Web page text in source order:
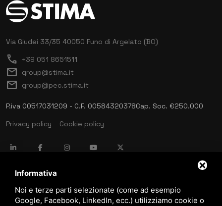
Via Giudei 33/35 40050 Funo di Argelato (BO)
call +39 051 8651511
mail group@stima.it
mail group@pec.stima.it
P.iva 00517031209 - C.F. 00584320378Cap. Soc. €250.000
Privacy policy
Cookie policy
language ITALIANO
Informativa
Noi e terze parti selezionate (come ad esempio
Google, Facebook, LinkedIn, ecc.) utilizziamo cookie o